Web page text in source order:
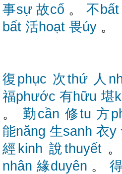
事sự 故cố 。 不bất
bất 活hoạt 畏úy 。
復phục 次thứ 人
福phước 有hữu 堪
。 勤cần 修tu 方
能năng 生sanh 衣y
經kinh 說thuyết。
nhân 緣duyên 。